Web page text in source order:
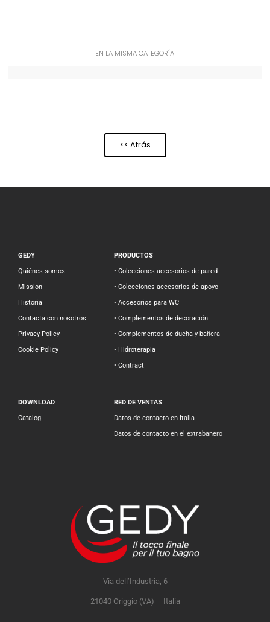
EN LA MISMA CATEGORÍA
<< Atrás
GEDY
Quiénes somos
Mission
Historia
Contacta con nosotros
Privacy Policy
Cookie Policy
PRODUCTOS
• Colecciones accesorios de pared
• Colecciones accesorios de apoyo
• Accesorios para WC
• Complementos de decoración
• Complementos de ducha y bañera
• Hidroterapia
• Contract
DOWNLOAD
Catalog
RED DE VENTAS
Datos de contacto en Italia
Datos de contacto en el extrabanero
Via dell’Industria, 6
21040 Origgio (VA) – Italia